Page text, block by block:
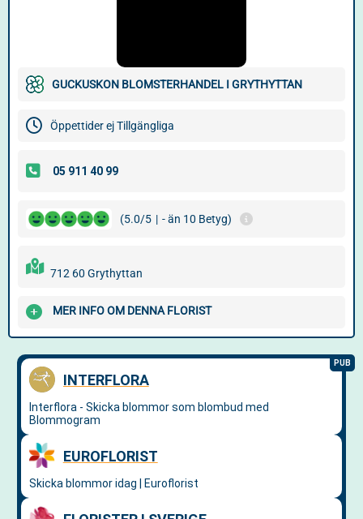
GUCKUSKON BLOMSTERHANDEL I GRYTHYTTAN
Öppettider ej Tillgängliga
(5.0/5 | - än 10 Betyg)
712 60 Grythyttan
MER INFO OM DENNA FLORIST